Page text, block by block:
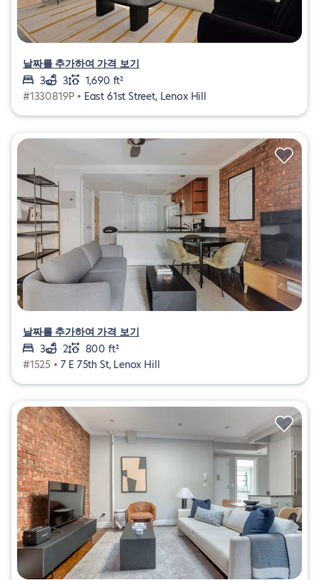
날짜를 추가하여 가격 보기
3
3
1,690 ft²
#1330819P • East 61st Street, Lenox Hill
날짜를 추가하여 가격 보기
3
2
800 ft²
#1525 • 7 E 75th St, Lenox Hill